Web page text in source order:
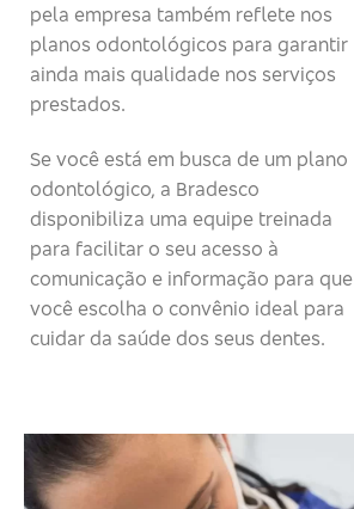
pela empresa também reflete nos
planos odontológicos para garantir
ainda mais qualidade nos serviços
prestados.
Se você está em busca de um plano
odontológico, a Bradesco
disponibiliza uma equipe treinada
para facilitar o seu acesso à
comunicação e informação para que
você escolha o convênio ideal para
cuidar da saúde dos seus dentes.